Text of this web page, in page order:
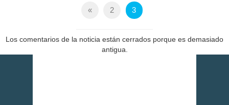
« 2 3
Los comentarios de la noticia están cerrados porque es demasiado
antigua.